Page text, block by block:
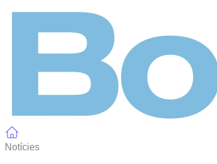
Notícies